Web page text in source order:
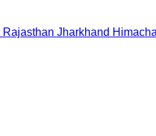
Rajasthan Jharkhand